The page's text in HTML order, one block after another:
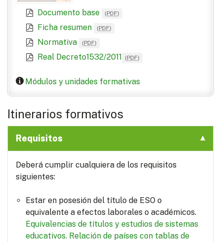
Documento base (PDF)
Ficha resumen (PDF)
Normativa (PDF)
Real Decreto1532/2011 (PDF)
Módulos y unidades formativas
Itinerarios formativos
Requisitos
Deberá cumplir cualquiera de los requisitos
siguientes:
Estar en posesión del título de ESO o
equivalente a efectos laborales o académicos.
Equivalencias de títulos y estudios de sistemas
educativos. Relación de países con tablas de